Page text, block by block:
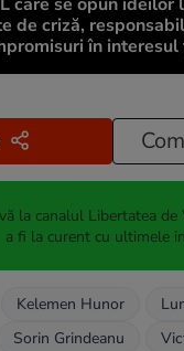
de criză,
în interesul
la canalul Libertatea
a fi la curent cu ultimele
Kelemen Hunor
Sorin Grindeanu